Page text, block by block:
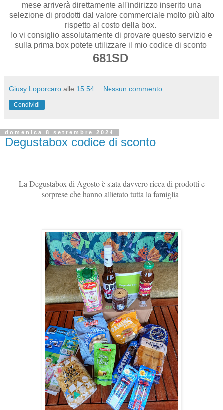
mese arriverà direttamente all'indirizzo inserito una
selezione di prodotti dal valore commerciale molto più alto
rispetto al costo della box.
Io vi consiglio assolutamente di provare questo servizio e
sulla prima box potete utilizzare il mio codice di sconto
681SD
Giusy Loporcaro alle 15:54 Nessun commento:
Condividi
domenica 8 settembre 2024
Degustabox codice di sconto
La Degustabox di Agosto è stata davvero ricca di prodotti e
sorprese che hanno allietato tutta la famiglia